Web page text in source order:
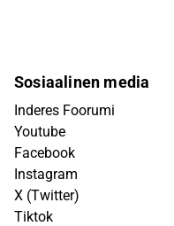
Sosiaalinen media
Inderes Foorumi
Youtube
Facebook
Instagram
X (Twitter)
Tiktok